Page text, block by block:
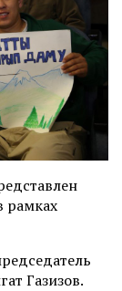
рамках
Газизов.